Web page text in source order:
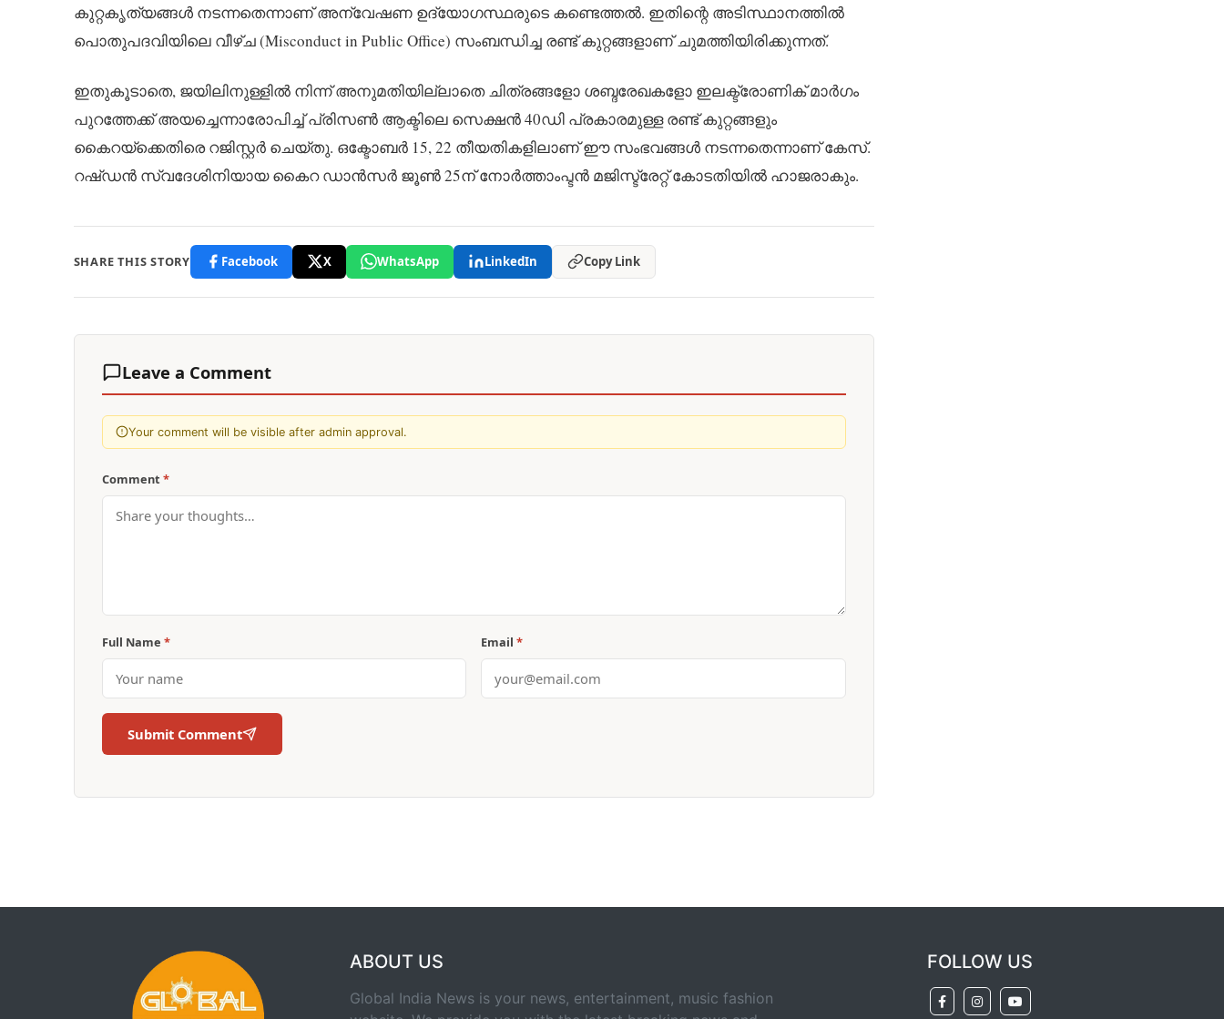
കുറ്റകൃത്യങ്ങൾ നടന്നതെന്നാണ് അന്വേഷണ ഉദ്യോഗസ്ഥരുടെ കണ്ടെത്തൽ. ഇതിന്റെ അടിസ്ഥാനത്തിൽ
പൊതുപദവിയിലെ വീഴ്ച (Misconduct in Public Office) സംബന്ധിച്ച രണ്ട് കുറ്റങ്ങളാണ് ചുമത്തിയിരിക്കുന്നത്.
ഇതുകൂടാതെ, ജയിലിനുള്ളിൽ നിന്ന് അനുമതിയില്ലാതെ ചിത്രങ്ങളോ ശബ്ദരേഖകളോ ഇലക്ട്രോണിക് മാർഗം
പുറത്തേക്ക് അയച്ചെന്നാരോപിച്ച് പ്രിസൺ ആക്ടിലെ സെക്ഷൻ 40ഡി പ്രകാരമുള്ള രണ്ട് കുറ്റങ്ങളും
കൈറയ്ക്കെതിരെ റജിസ്റ്റർ ചെയ്തു. ഒക്ടോബർ 15, 22 തീയതികളിലാണ് ഈ സംഭവങ്ങൾ നടന്നതെന്നാണ് കേസ്.
റഷ്ഡൻ സ്വദേശിനിയായ കൈറ ഡാൻസർ ജൂൺ 25ന് നോർത്താംപ്ടൻ മജിസ്ട്രേറ്റ് കോടതിയിൽ ഹാജരാകും.
SHARE THIS STORY Facebook X WhatsApp LinkedIn Copy Link
Leave a Comment
Your comment will be visible after admin approval.
Comment *
Full Name * Email*
Submit Comment
ABOUT US
Global India News is your news, entertainment, music fashion
FOLLOW US